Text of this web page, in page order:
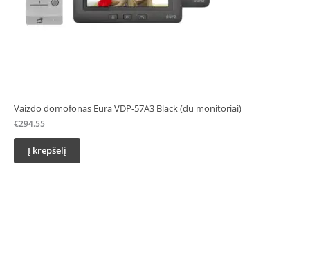
Vaizdo domofonas Eura VDP-57A3 Black (du monitoriai)
€294.55
Į krepšelį